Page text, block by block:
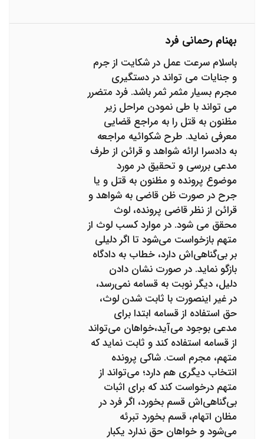
بهنام رحمانی فرد
باسلام سرعت عمل در شکایت از جرم
و جنایات می تواند در دستگیری
مجرم بسیار مثمر ثمر باشد. فرد متضرر
می تواند با طی نمودن مراحل زیر
مظنون به قتل را به مراجع قضایی
معرفی نماید. طرح شکوائیه مراجعه
به دادسرا ارائه شواهد و قرائن از طرف
مدعی بررسی و تحقیق در مورد
موضوع پرونده و مظنون به قتل و یا
جرح در صورت ظن قاضی به شواهد و
قرائن از نظر قاضی پرونده، لوث
محقق می شود. در موارد کسب لوث از
متهم بازخواست می‌شود تا اگر دلیلی
بر بی‌گناهی‌اش دارد، خطاب به دادگاه
بازگو نماید. در صورت نشان دادن
دلیل، دیگر نوبت به قسامه نمی‌رسد،
در غیر اینصورت با ثابت شدن لوث،
حق استفاده از قسامه ابتدا برای
مدعی بوجود می‌آید،خواهان می‌تواند
از قسامه استفاده کند و ثابت نماید که
متهم، مجرم است. شاکی پرونده
انتخاب دیگری هم دارد؛ می‌تواند از
متهم درخواست کند که برای اثبات
بی‌گناهی‌اش قسم بخورد، اگر فرد در
مظان اتهام، قسم بخورد تبرئه
می‌شود و خواهان حق ندارد یکبار